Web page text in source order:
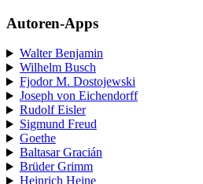
Autoren-Apps
Walter Benjamin
Wilhelm Busch
Fjodor M. Dostojewski
Joseph von Eichendorff
Rudolf Eisler
Sigmund Freud
Goethe
Baltasar Gracián
Brüder Grimm
Heinrich Heine